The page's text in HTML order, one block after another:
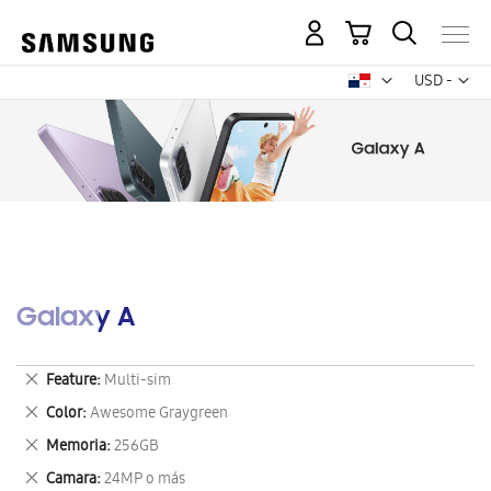
USD -
dólar
Mi carrito
Galaxy A
Feature Multi-sim
Eliminar
este
artículo
Color Awesome Graygreen
Eliminar
este
artículo
Memoria 256GB
Eliminar
este
Camara 24MP o más
Eliminar